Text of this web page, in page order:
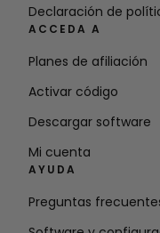
Declaración de
ACCEDA A
Planes de afiliación
Activar código
Descargar software
Mi cuenta
AYUDA
Preguntas